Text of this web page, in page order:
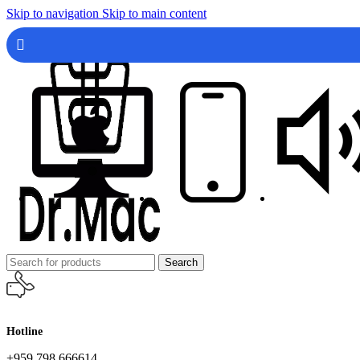
Skip to navigation Skip to main content
Search
Hotline